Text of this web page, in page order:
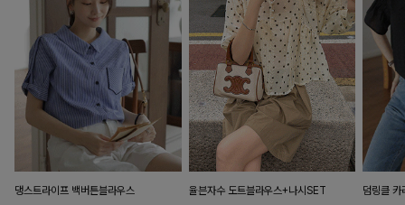
댕스트라이프 백버튼블라우스 율븐자수 도트블라우스+나시SET 덤링클 카